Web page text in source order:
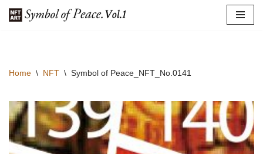
へ
ス
キ
Home \ NFT \ Symbol of Peace_NFT_No.0141